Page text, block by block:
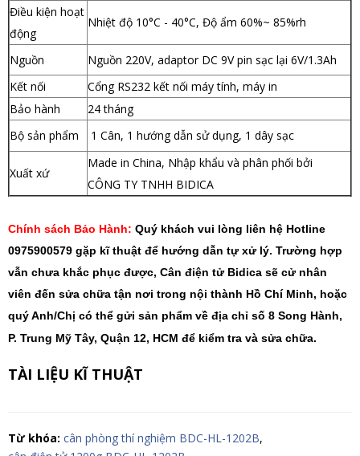
Điều kiện hoạt
động
Nhiệt độ 10°C - 40°C, Độ ẩm 60%~ 85%rh
Nguồn
Nguồn 220V, adaptor DC 9V pin sạc lại 6V/1.3Ah
Kết nối
Cổng RS232 kết nối máy tính, máy in
Bảo hành
24 tháng
Bộ sản phẩm
1 Cân, 1 hướng dẫn sử dụng, 1 dây sạc
Xuất xứ
Made in China, Nhập khẩu và phân phối bởi
CÔNG TY TNHH BIDICA
Chính sách Bảo Hành: Quý khách vui lòng liên hệ Hotline
0975900579 gặp kĩ thuật để hướng dẫn tự xử lý. Trường hợp
vẫn chưa khắc phục được, Cân điện tử Bidica sẽ cử nhân
viên đến sửa chữa tận nơi trong nội thành Hồ Chí Minh, hoặc
quý Anh/Chị có thể gửi sản phẩm về địa chỉ số 8 Song Hành,
P. Trung Mỹ Tây, Quận 12, HCM để kiểm tra và sửa chữa.
TÀI LIỆU KĨ THUẬT
Từ khóa: cân phòng thí nghiệm BDC-HL-1202B,